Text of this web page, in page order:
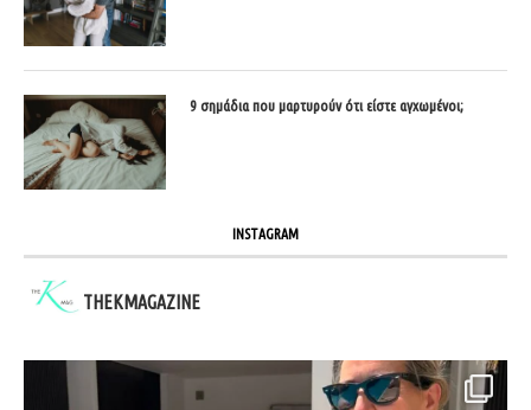
9 σημάδια που μαρτυρούν ότι είστε αγχωμένοι;
INSTAGRAM
THEKMAGAZINE